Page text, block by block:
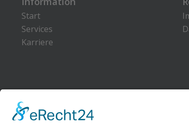
Start
Services
Karriere